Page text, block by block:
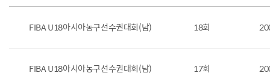
FIBA U18아시아농구선수권대회(남) 18회
FIBA U18아시아농구선수권대회(남) 17회